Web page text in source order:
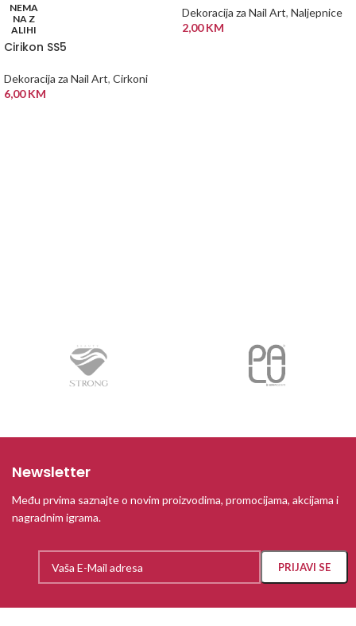
NEMA
NA Z
ALIHI
Cirikon SS5
Dekoracija za Nail Art, Cirkoni
6,00KM
Dekoracija za Nail Art, Naljepnice
2,00KM
Newsletter
Među prvima saznajte o novim proizvodima, promocijama, akcijama i
nagradnim igrama.